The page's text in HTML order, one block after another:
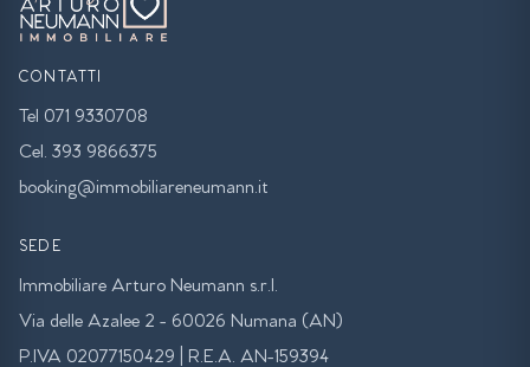
CONTATTI
Tel 071 9330708
Cel. 393 9866375
booking@immobiliareneumann.it
SEDE
Immobiliare Arturo Neumann s.r.l.
Via delle Azalee 2 - 60026 Numana (AN)
P.IVA 02077150429 | R.E.A. AN-159394